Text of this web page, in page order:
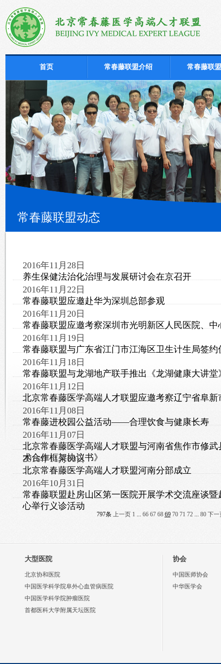
首页 常春藤联盟介绍 常春藤联
常春藤联盟动态
2016年11月28日
养生保健法治化治理与发展研讨会在京召开
2016年11月22日
常春藤联盟应邀赴华为深圳总部参观
2016年11月20日
常春藤联盟应邀考察深圳市光明新区人民医院、中
2016年11月19日
常春藤联盟与广东省江门市江海区卫生计生局签约
2016年11月18日
常春藤联盟与龙湖地产联手推出《龙湖健康大讲堂
2016年11月12日
北京常春藤医学高端人才联盟应邀考察辽宁省阜
2016年11月08日
常春藤进校园公益活动——合理饮食与健康长寿
2016年11月07日
北京常春藤医学高端人才联盟与河南省焦作市修
术合作框架协议书》
2016年11月06日
北京常春藤医学高端人才联盟河南分部成立
2016年10月31日
常春藤联盟赴房山区第一医院开展学术交流座谈
心举行义诊活动
797条 上一页 1 ... 66 67 68 69 70 71 72... 80 下一
大型医院
北京协和医院
中国医学科学院阜外心血管病医院
中国医学科学院肿瘤医院
首都医科大学附属天坛医院
协会
中国医师协会
中华医学会